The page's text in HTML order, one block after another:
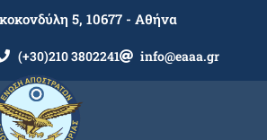
5, 10677 - Αθήνα
(+30)210 3802241 info@eaaa.gr